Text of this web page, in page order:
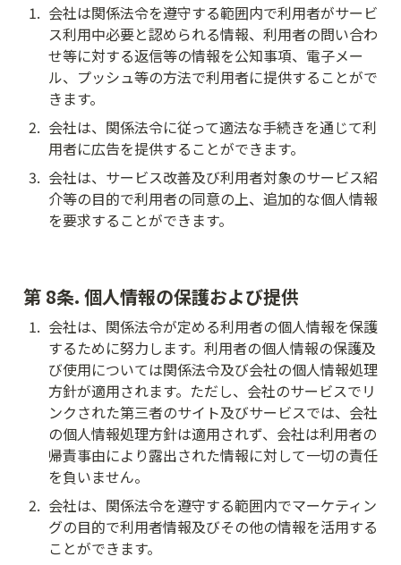
1. 会社は関係法令を遵守する範囲内で利用者がサービ
ス利用中必要と認められる情報、利用者の問い合わ
せ等に対する返信等の情報を公知事項、電子メー
ル、プッシュ等の方法で利用者に提供することがで
きます。
2. 会社は、関係法令に従って適法な手続きを通じて利
用者に広告を提供することができます。
3. 会社は、サービス改善及び利用者対象のサービス紹
介等の目的で利用者の同意の上、追加的な個人情報
を要求することができます。
第 8条. 個人情報の保護および提供
1. 会社は、関係法令が定める利用者の個人情報を保護
するために努力します。利用者の個人情報の保護及
び使用については関係法令及び会社の個人情報処理
方針が適用されます。ただし、会社のサービスでリ
ンクされた第三者のサイト及びサービスでは、会社
の個人情報処理方針は適用されず、会社は利用者の
帰責事由により露出された情報に対して一切の責任
を負いません。
2. 会社は、関係法令を遵守する範囲内でマーケティン
グの目的で利用者情報及びその他の情報を活用する
ことができます。